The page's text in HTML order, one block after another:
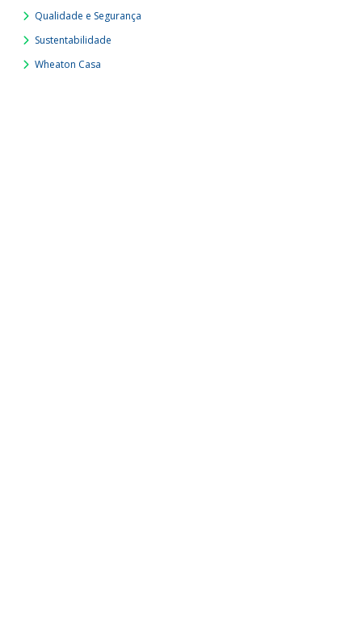
Qualidade e Segurança
Sustentabilidade
Wheaton Casa